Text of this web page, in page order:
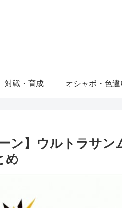
対戦・育成 オシャボ・色違
ン】ウルトラサ
め